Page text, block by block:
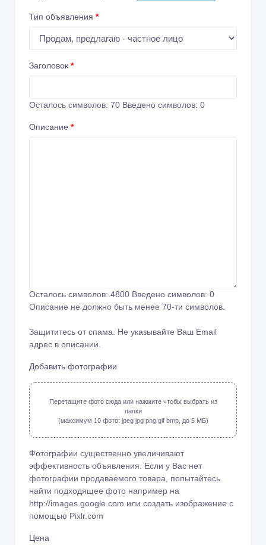
Тип объявления *
Заголовок *
Осталось символов: 70 Введено символов: 0
Описание *
Осталось символов: 4800 Введено символов: 0
Описание не должно быть менее 70-ти символов.
Защититесь от спама. Не указывайте Ваш Email
адрес в описании.
Добавить фотографии
Перетащите фото сюда или нажмите чтобы выбрать из
папки
(максимум 10 фото: jpeg jpg png gif bmp, до 5 МБ)
Фотографии существенно увеличивают
эффективность объявления. Если у Вас нет
фотографии продаваемого товара, попытайтесь
найти подходящее фото например на
http://images.google.com или создать изображение с
помощью Pixlr.com
Цена